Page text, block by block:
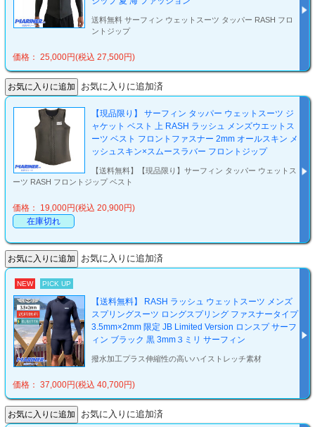
送料無料 サーフィン ウェットスーツ タッパー RASH フロ
ントジップ
価格： 25,000円(税込 27,500円)
お気に入りに追加済
【現品限り】 サーフィン タッパー ウェットスーツ ジ
ャケット ベスト 上 RASH ラッシュ メンズウエットス
ーツ ベスト フロントファスナー 2mm オールスキン メ
ッシュスキン×スムースラバー フロントジップ
【送料無料】【現品限り】サーフィン タッパー ウェットス
ーツ RASH フロントジップ ベスト
価格： 19,000円(税込 20,900円)
在庫切れ
お気に入りに追加済
NEW PICK UP
【送料無料】 RASH ラッシュ ウェットスーツ メンズ
スプリングスーツ ロングスプリング ファスナータイプ
3.5mm×2mm 限定 JB Limited Version ロンスプ サーフ
ィン ブラック 黒 3mm３ミリ サーフィン
撥水加工プラス伸縮性の高いハイストレッチ素材
価格： 37,000円(税込 40,700円)
お気に入りに追加済